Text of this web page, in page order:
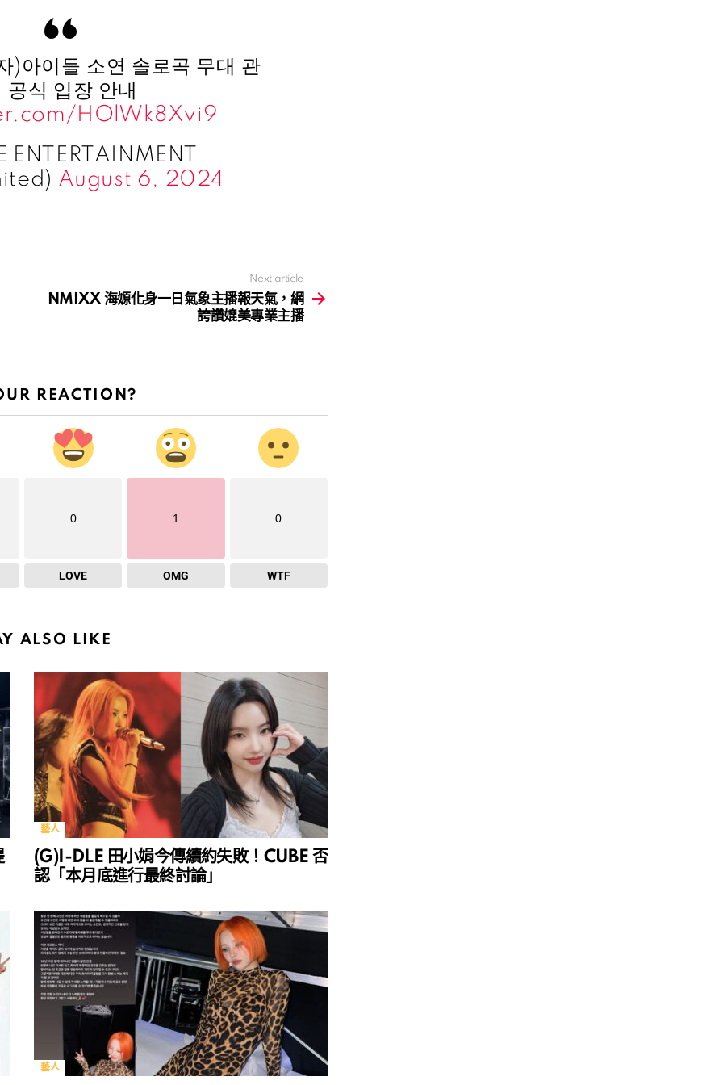
아이들 소연 솔로곡 무대 관
공식 입장 안내
HOlWk8Xvi9
ENTERTAINMENT
August 6, 2024
Next article
NMIXX 海嫄化身一日氣象主播報天氣，網
誇讚媲美專業主播
REACTION?
0
LOVE
1
OMG
0
WTF
ALSO LIKE
藝人
(G)I-DLE 田小娟今傳續約失敗！CUBE 否
認「本月底進行最終討論」
藝人